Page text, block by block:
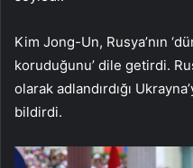
Kim Jong-Un, Rusya’nın
koruduğunu’ dile getirdi.
olarak adlandırdığı
bildirdi.